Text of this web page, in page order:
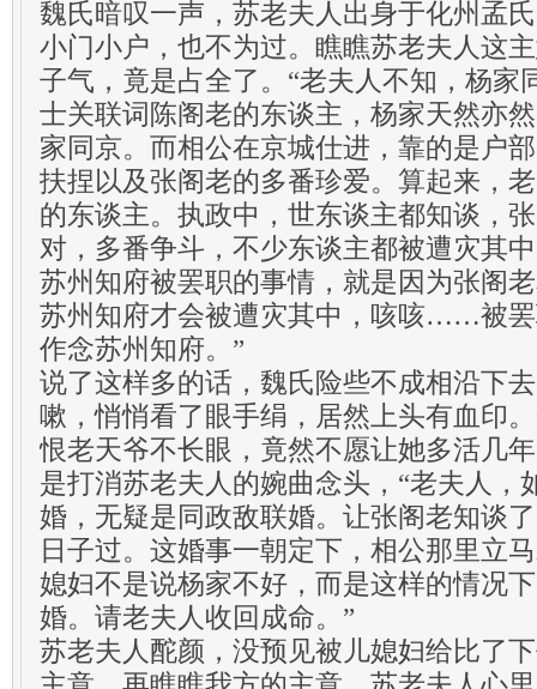
魏氏暗叹一声，苏老夫人出身于化州孟
小门小户，也不为过。瞧瞧苏老夫人这
子气，竟是占全了。“老夫人不知，杨家
士关联词陈阁老的东谈主，杨家天然亦
家同京。而相公在京城仕进，靠的是户
扶捏以及张阁老的多番珍爱。算起来，
的东谈主。执政中，世东谈主都知谈，
对，多番争斗，不少东谈主都被遭灾其
苏州知府被罢职的事情，就是因为张阁
苏州知府才会被遭灾其中，咳咳……被
作念苏州知府。”
说了这样多的话，魏氏险些不成相沿下
嗽，悄悄看了眼手绢，居然上头有血印
恨老天爷不长眼，竟然不愿让她多活几
是打消苏老夫人的婉曲念头，“老夫人，
婚，无疑是同政敌联婚。让张阁老知谈
日子过。这婚事一朝定下，相公那里立
媳妇不是说杨家不好，而是这样的情况
婚。请老夫人收回成命。”
苏老夫人酡颜，没预见被儿媳妇给比了